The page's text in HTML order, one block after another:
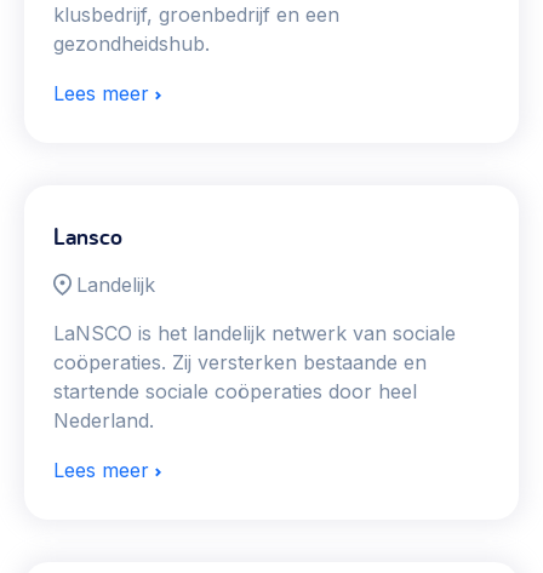
klusbedrijf, groenbedrijf en een
gezondheidshub.
Lees meer
Lansco
Landelijk
LaNSCO is het landelijk netwerk van sociale
coöperaties. Zij versterken bestaande en
startende sociale coöperaties door heel
Nederland.
Lees meer